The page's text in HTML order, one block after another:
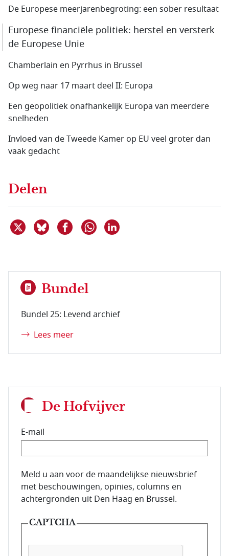
De Europese meerjarenbegroting: een sober resultaat
Europese financiële politiek: herstel en versterk
de Europese Unie
Chamberlain en Pyrrhus in Brussel
Op weg naar 17 maart deel II: Europa
Een geopolitiek onafhankelijk Europa van meerdere
snelheden
Invloed van de Tweede Kamer op EU veel groter dan
vaak gedacht
Delen
Deel dit item op X
Deel dit item op Bluesky
Deel dit item op Facebook
Delen via WhatsApp
Bundel
Bundel 25: Levend archief
Lees meer
De Hofvijver
E-mail
E-mailadres van de abonnee.
Meld u aan voor de maandelijkse nieuwsbrief
met beschouwingen, opinies, columns en
achtergronden uit Den Haag en Brussel.
CAPTCHA